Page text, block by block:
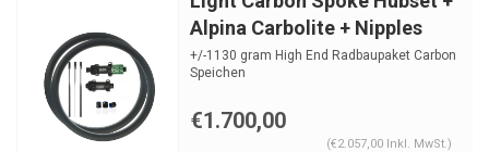
Alpina Carbolite + Nipples
+/-1130 gram High End Radbaupaket Carbon
Speichen
€1.700,00
(€2.057,00 Inkl. MwSt.)